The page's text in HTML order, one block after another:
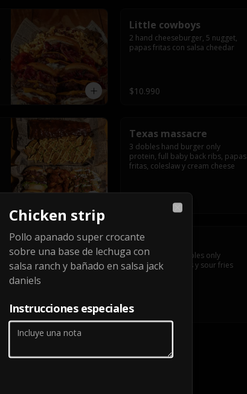
Little cowboys
2 hand cheeseburger, 5 nugget,
papas fritas con salsa cheedar
$10.990
Texas massacre
3 dobles hand burger only
protein, full baby back ribs, papas
fritas, coleslaw y cream cheese
World war
2 hand burger dobles only
protein, texas fries y sour fries
$12.990
Chicken strip
Pollo apanado super crocante
sobre una base de lechuga con
salsa ranch y bañado en salsa jack
daniels
Instrucciones especiales